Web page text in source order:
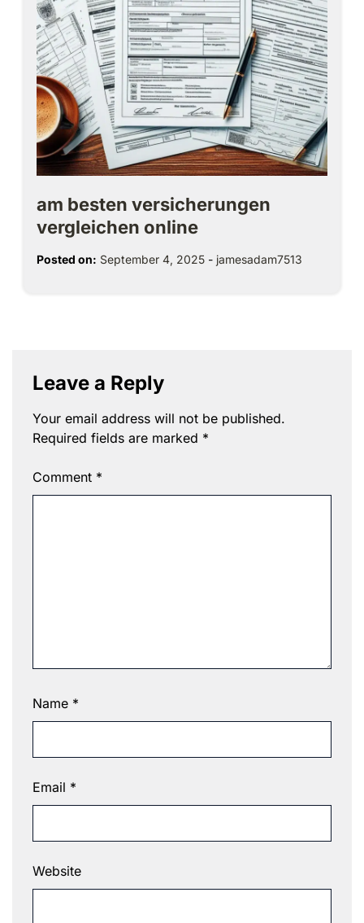
am besten versicherungen
vergleichen online
Posted on: September 4, 2025 - jamesadam7513
Leave a Reply
Your email address will not be published.
Required fields are marked *
Comment *
Name *
Email *
Website